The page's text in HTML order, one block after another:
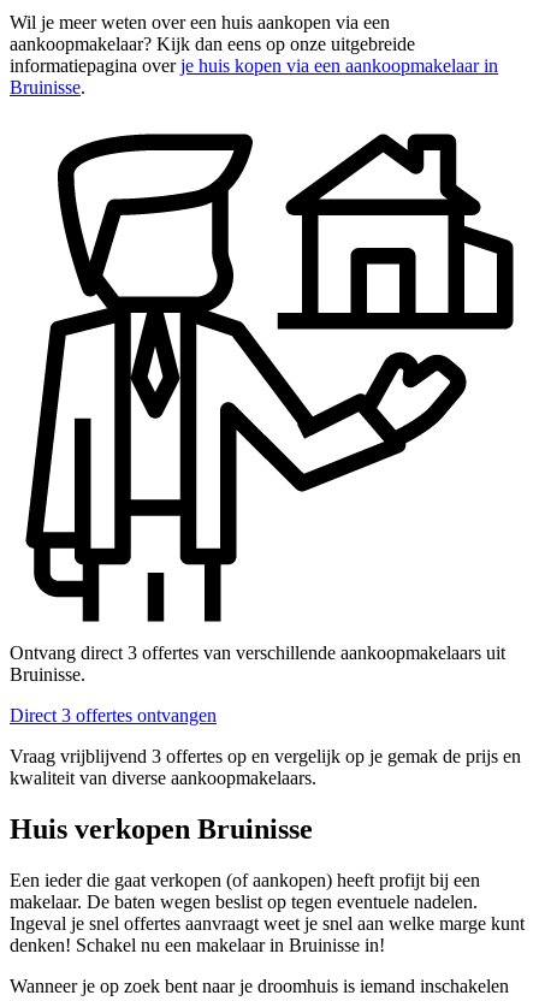
Wil je meer weten over een huis aankopen via een
aankoopmakelaar? Kijk dan eens op onze uitgebreide
informatiepagina overje huis kopen via een aankoopmakelaar in
Bruinisse.
Ontvang direct 3 offertes van verschillende aankoopmakelaars uit
Bruinisse.
Direct 3 offertes ontvangen
Vraag vrijblijvend 3 offertes op en vergelijk op je gemak de prijs en
kwaliteit van diverse aankoopmakelaars.
Huis verkopen Bruinisse
Een ieder die gaat verkopen (of aankopen) heeft profijt bij een
makelaar. De baten wegen beslist op tegen eventuele nadelen.
Ingeval je snel offertes aanvraagt weet je snel aan welke marge kunt
denken! Schakel nu een makelaar in Bruinisse in!
Wanneer je op zoek bent naar je droomhuis is iemand inschakelen